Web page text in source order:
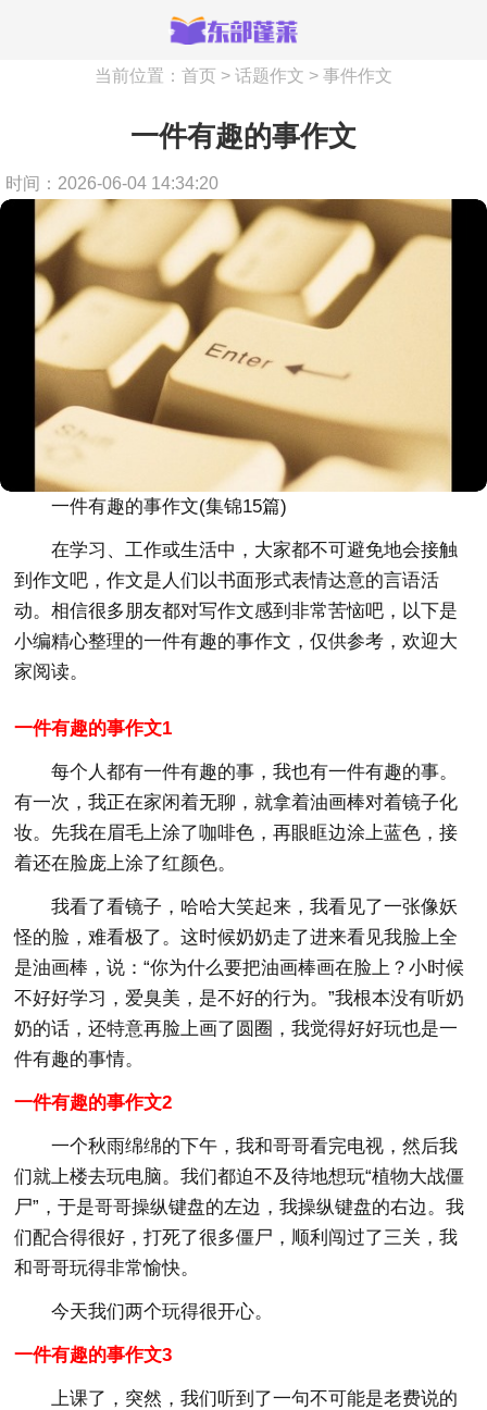
当前位置： 首页 > 话题作文 > 事件作文
一件有趣的事作文
时间：2026-06-04 14:34:20
一件有趣的事作文(集锦15篇)
在学习、工作或生活中，大家都不可避免地会接触
到作文吧，作文是人们以书面形式表情达意的言语活
动。相信很多朋友都对写作文感到非常苦恼吧，以下是
小编精心整理的一件有趣的事作文，仅供参考，欢迎大
家阅读。
一件有趣的事作文1
每个人都有一件有趣的事，我也有一件有趣的事。
有一次，我正在家闲着无聊，就拿着油画棒对着镜子化
妆。先我在眉毛上涂了咖啡色，再眼眶边涂上蓝色，接
着还在脸庞上涂了红颜色。
我看了看镜子，哈哈大笑起来，我看见了一张像妖
怪的脸，难看极了。这时候奶奶走了进来看见我脸上全
是油画棒，说：“你为什么要把油画棒画在脸上？小时候
不好好学习，爱臭美，是不好的行为。”我根本没有听奶
奶的话，还特意再脸上画了圆圈，我觉得好好玩也是一
件有趣的事情。
一件有趣的事作文2
一个秋雨绵绵的下午，我和哥哥看完电视，然后我
们就上楼去玩电脑。我们都迫不及待地想玩“植物大战僵
尸”，于是哥哥操纵键盘的左边，我操纵键盘的右边。我
们配合得很好，打死了很多僵尸，顺利闯过了三关，我
和哥哥玩得非常愉快。
今天我们两个玩得很开心。
一件有趣的事作文3
上课了，突然，我们听到了一句不可能是老费说的